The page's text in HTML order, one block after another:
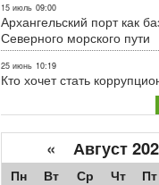
15 июль 09:00
Архангельский порт как
Северного морского пути
25 июнь 10:19
Кто хочет стать
« Август
Пн Вт Ср Чт Пт